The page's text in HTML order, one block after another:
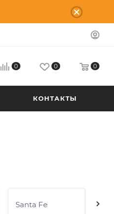
0 0 0
КОНТАКТЫ
Santa Fe